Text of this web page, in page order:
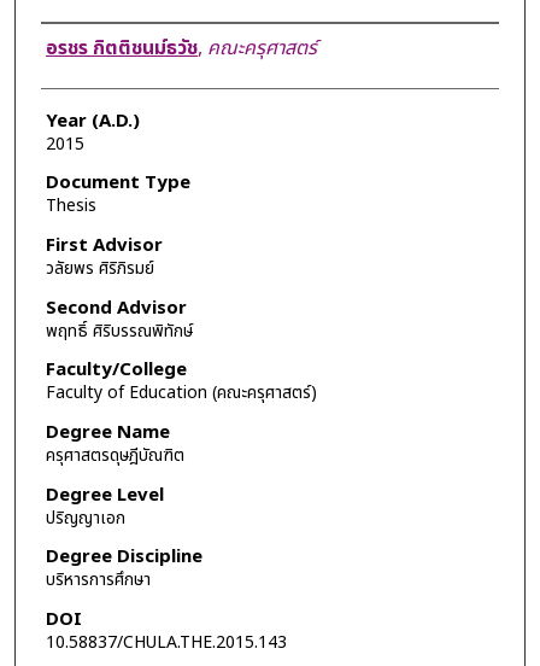
Author
อรชร กิตติชนม์ธวัช, คณะครุศาสตร์
Year (A.D.)
2015
Document Type
Thesis
First Advisor
วลัยพร ศิริภิรมย์
Second Advisor
พฤทธิ์ ศิริบรรณพิทักษ์
Faculty/College
Faculty of Education (คณะครุศาสตร์)
Degree Name
ครุศาสตรดุษฎีบัณฑิต
Degree Level
ปริญญาเอก
Degree Discipline
บริหารการศึกษา
DOI
10.58837/CHULA.THE.2015.143